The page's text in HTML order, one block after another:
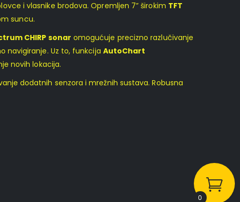
i vlasnike brodova. Opremljen 7” širokim TFT
suncu.
CHIRP sonar omogućuje precizno razlučivanje
navigiranje. Uz to, funkcija AutoChart
novih lokacija.
dodatnih senzora i mrežnih sustava. Robusna
0